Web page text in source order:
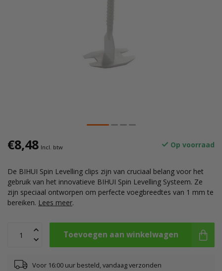
€8,48 Incl. btw Op voorraad
De BIHUI Spin Levelling clips zijn van cruciaal belang voor het
gebruik van het innovatieve BIHUI Spin Levelling Systeem. Ze
zijn speciaal ontworpen om perfecte voegbreedtes van 1 mm te
bereiken. Lees meer.
Toevoegen aan winkelwagen
Voor 16:00 uur besteld, vandaag verzonden